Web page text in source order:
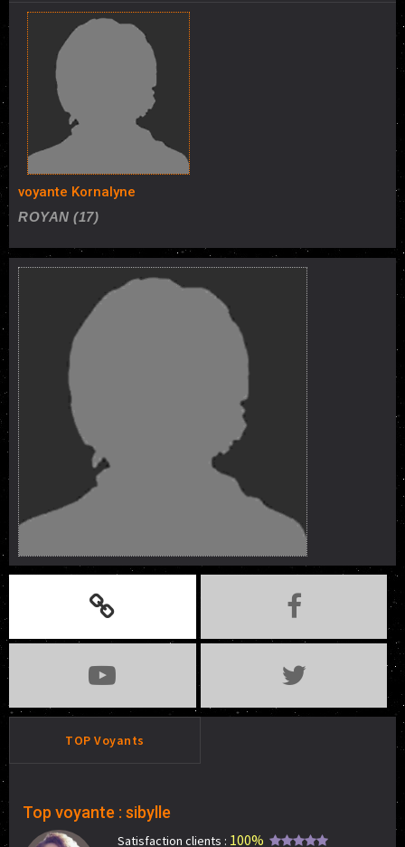
voyante Kornalyne
ROYAN (17)
TOP Voyants
Top voyante : sibylle
Satisfaction clients : 100%